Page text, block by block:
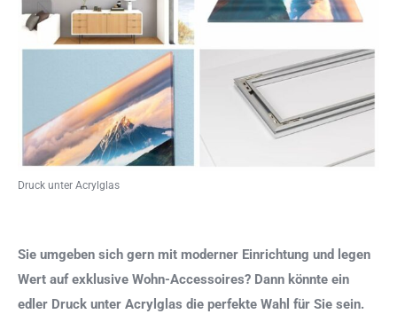
Druck unter Acrylglas
Sie umgeben sich gern mit moderner Einrichtung und legen
Wert auf exklusive Wohn-Accessoires? Dann könnte ein
edler Druck unter Acrylglas die perfekte Wahl für Sie sein.